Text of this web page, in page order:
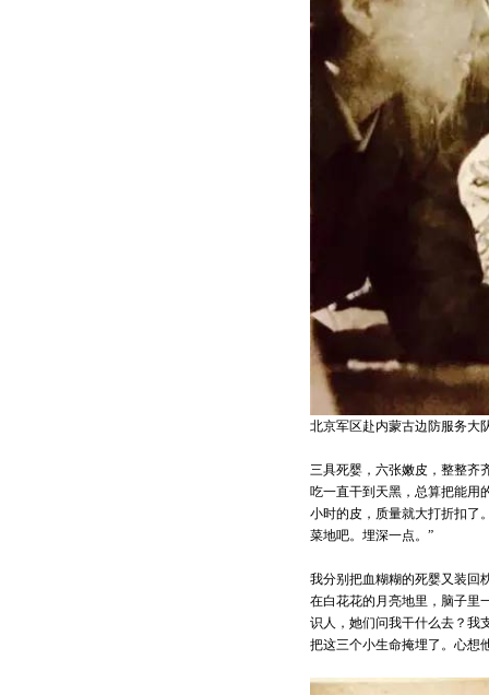
北京军区赴内蒙古边防服务大
三具死婴，六张嫩皮，整整齐
吃一直干到天黑，总算把能用
小时的皮，质量就大打折扣了
菜地吧。埋深一点。”
我分别把血糊糊的死婴又装回
在白花花的月亮地里，脑子里
识人，她们问我干什么去？我
把这三个小生命掩埋了。心想